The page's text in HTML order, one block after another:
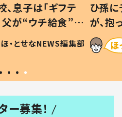
息子は「ギフテ
が“ウチ給食”を
由とは #令和の親
ほ・とせなNEWS編集部
ひ孫
が、
「涙が
い」
ー募集！